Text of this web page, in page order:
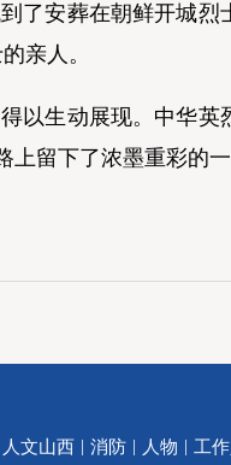
安葬在朝鲜开城烈
亲人。
生动展现。中华英
留下了浓墨重彩的一
人文山西 | 消防 | 人物 | 工